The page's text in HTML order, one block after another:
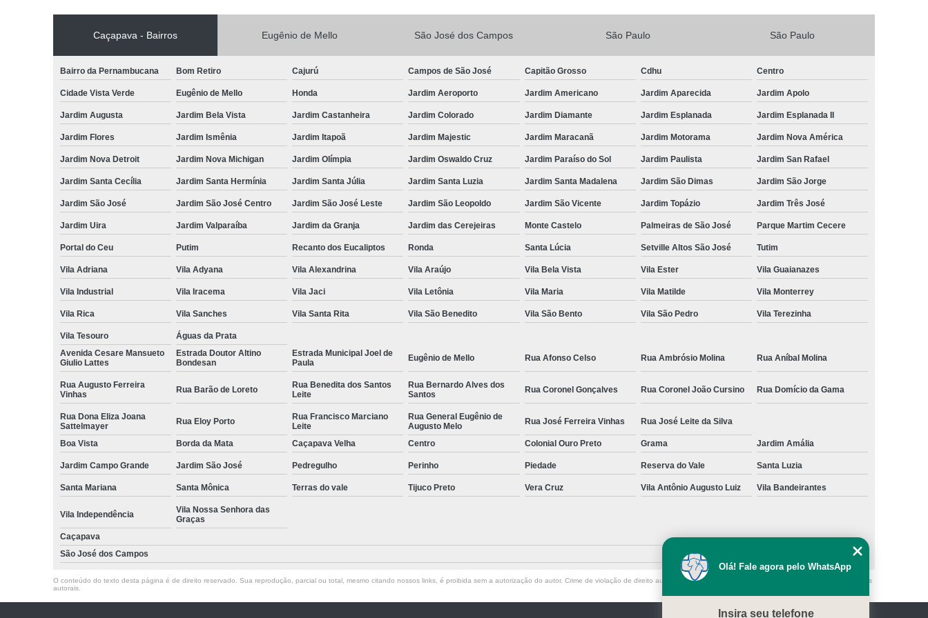
Veterinario 24hs
Veterinária 24h
Veterinária 24h Perto de Mim
Veterinário 24 Horas
Veterinário 24 Horas Mais Próximo
Veterinário 24 Horas Perto de Mim
Veterinário 24h
Veterinário 24h Perto de Mim
Veterinário 24hrs
Vet Popular 24 Horas
Veterinario a Preço Popular
Veterinária Popular
Veterinária Popular 24 Horas
Veterinário 24 Horas Popular
Veterinário Popular
Veterinário Popular 24 Horas
Veterinário Popular 24h
Veterinário Popular Perto de Mim Veterinário Preço Popular
Caçapava - Bairros Eugênio de Mello São José dos Campos São Paulo São Paulo
Bairro da Pernambucana Bom Retiro Cajurú Campos de São José Capitão Grosso Cdhu Centro
Cidade Vista Verde Eugênio de Mello Honda Jardim Aeroporto Jardim Americano Jardim Aparecida Jardim Apolo
Jardim Augusta Jardim Bela Vista Jardim Castanheira Jardim Colorado Jardim Diamante Jardim Esplanada Jardim Esplanada II
Jardim Flores Jardim Ismênia Jardim Itapoã Jardim Majestic Jardim Maracanã Jardim Motorama Jardim Nova América
Jardim Nova Detroit Jardim Nova Michigan Jardim Olímpia Jardim Oswaldo Cruz Jardim Paraíso do Sol Jardim Paulista Jardim San Rafael
Jardim Santa Cecília Jardim Santa Hermínia Jardim Santa Júlia Jardim Santa Luzia Jardim Santa Madalena Jardim São Dimas Jardim São Jorge
Jardim São José Jardim São José Centro Jardim São José Leste Jardim São Leopoldo Jardim São Vicente Jardim Topázio Jardim Três José
Jardim Uira Jardim Valparaíba Jardim da Granja Jardim das Cerejeiras Monte Castelo Palmeiras de São José Parque Martim Cecere
Portal do Ceu Putim Recanto dos Eucaliptos Ronda Santa Lúcia Setville Altos São José Tutim
Vila Adriana Vila Adyana Vila Alexandrina Vila Araújo Vila Bela Vista Vila Ester Vila Guaianazes
Vila Industrial Vila Iracema Vila Jaci Vila Letônia Vila Maria Vila Matilde Vila Monterrey
Vila Rica Vila Sanches Vila Santa Rita Vila São Benedito Vila São Bento Vila São Pedro Vila Terezinha
Vila Tesouro
Águas da Prata
Avenida Cesare Mansueto
Giulio Lattes
Estrada Doutor Altino
Bondesan
Estrada Municipal Joel de
Paula
Eugênio de Mello Rua Afonso Celso Rua Ambrósio Molina Rua Aníbal Molina
Rua Augusto Ferreira
Vinhas
Rua Barão de Loreto
Rua Benedita dos Santos
Leite
Rua Bernardo Alves dos
Santos
Rua Coronel Gonçalves Rua Coronel João Cursino Rua Domício da Gama
Rua Dona Eliza Joana
Sattelmayer
Rua Eloy Porto
Rua Francisco Marciano
Leite
Rua General Eugênio de
Augusto Melo
Rua José Ferreira Vinhas Rua José Leite da Silva
Boa Vista Borda da Mata Caçapava Velha Centro Colonial Ouro Preto Grama Jardim Amália
Jardim Campo Grande Jardim São José Pedregulho Perinho Piedade Reserva do Vale Santa Luzia
Santa Mariana Santa Mônica Terras do vale Tijuco Preto Vera Cruz Vila Antônio Augusto Luiz Vila Bandeirantes
Vila Independência
Vila Nossa Senhora das
Graças
Caçapava
São José dos Campos
O conteúdo do texto desta página é de direito reservado. Sua reprodução, parcial ou total, mesmo citando nossos links, é proibida sem a autorização do autor. Crime de violação de direito autoral – artigo 184 do Código Penal –
Lei 9610/98 - Lei de direitos
autorais
Olá! Fale agora pelo WhatsApp
Insira seu telefone